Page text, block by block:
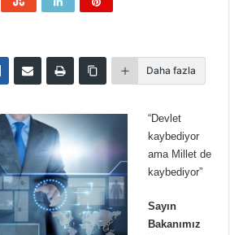
Daha fazla
“Devlet
kaybediyor
ama Millet de
kaybediyor”
Sayın
Bakanımız